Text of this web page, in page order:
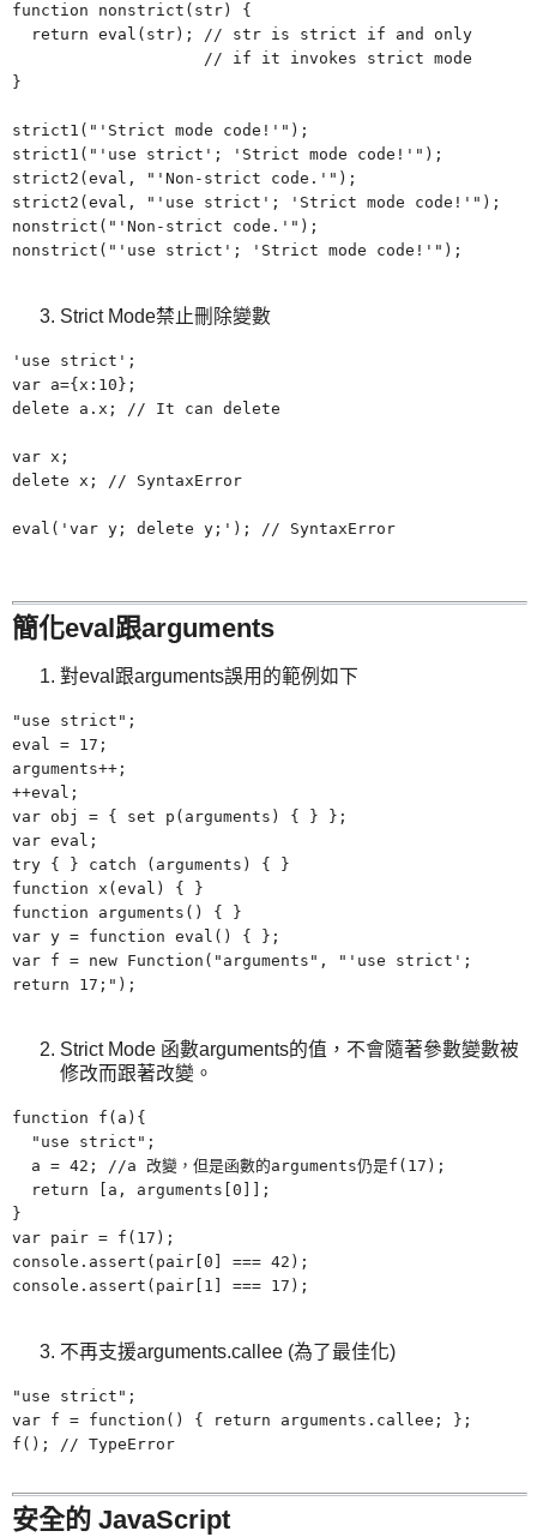
function nonstrict(str) {
return eval(str); // str is strict if and only
// if it invokes strict mode
}
strict1("'Strict mode code!'");
strict1("'use strict';
' Strict mode code!'");
strict2(eval,
" 'Non-strict code.'");
strict2(eval,
" 'use strict'; ' Strict mode code!'");
nonstrict("'Non-strict code.'");
nonstrict("'use strict';
' Strict mode code!'");
Strict Mode禁止刪除變數
'use strict';
var a={x:10};
delete a.x; // It can delete
var x;
delete x; // SyntaxError
eval('var y; delete y;'); // SyntaxError
簡化eval跟arguments
對eval跟arguments誤用的範例如下
"use strict";
eval = 17;
arguments++;
++eval;
var obj = { set p(arguments) { } };
var eval;
try { } catch
( arguments) { }
function x(eval) { }
function arguments() { }
var y = function eval() { };
var f = new Function("arguments",
" 'use strict';
return 17;");
Strict Mode 函數arguments的值，不會隨著參數變數被
修改而跟著改變。
function f(a){
" use strict";
a = 42; //a 改變，但是函數的arguments仍是f(17);
return
a, arguments[0]];
}
var pair = f(17);
console.assert(pair[0] === 42);
console.assert(pair[1] === 17);
不再支援arguments.callee (為了最佳化)
"use strict";
var f = function() { return arguments.callee; };
f(); // TypeError
安全的 JavaScript